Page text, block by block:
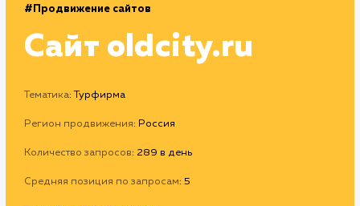
#Продвижение сайтов